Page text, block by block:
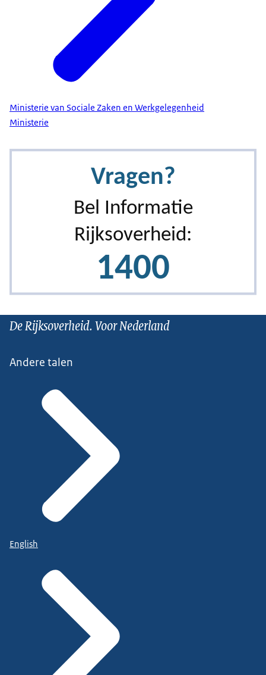
Ministerie van Sociale Zaken en Werkgelegenheid
Ministerie
De Rijksoverheid. Voor Nederland
Andere talen
English